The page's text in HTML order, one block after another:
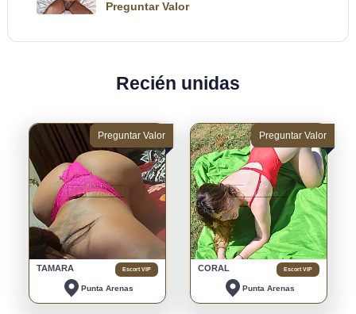
Preguntar Valor
Recién unidas
Preguntar Valor
TAMARA Escort VIP
Punta Arenas
Preguntar Valor
CORAL Escort VIP
Punta Arenas